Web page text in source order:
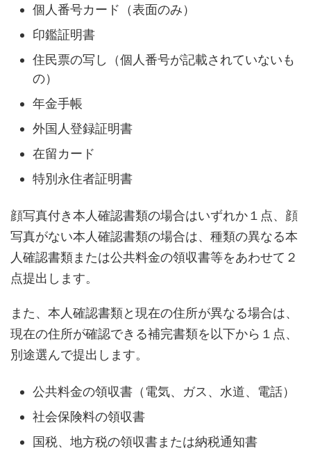
個人番号カード（表面のみ）
印鑑証明書
住民票の写し（個人番号が記載されていないも
の）
年金手帳
外国人登録証明書
在留カード
特別永住者証明書
顔写真付き本人確認書類の場合はいずれか１点、顔
写真がない本人確認書類の場合は、種類の異なる本
人確認書類または公共料金の領収書等をあわせて２
点提出します。
また、本人確認書類と現在の住所が異なる場合は、
現在の住所が確認できる補完書類を以下から１点、
別途選んで提出します。
公共料金の領収書（電気、ガス、水道、電話）
社会保険料の領収書
国税、地方税の領収書または納税通知書